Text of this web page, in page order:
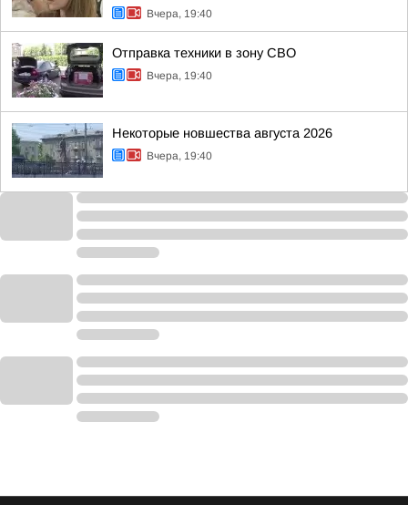
Вчера, 19:40
Отправка техники в зону СВО
Вчера, 19:40
Некоторые новшества августа 2026
Вчера, 19:40